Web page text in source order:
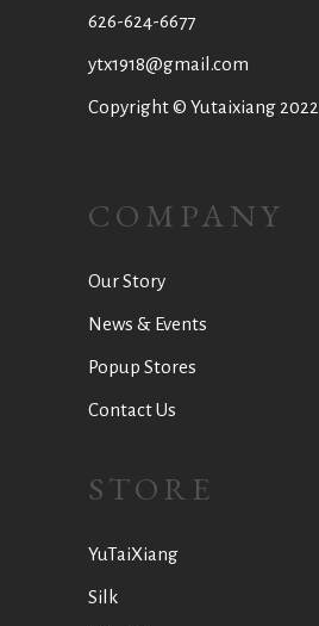
626-624-6677
ytx1918@gmail.com
Copyright © Yutaixiang 2022
COMPANY
Our Story
News & Events
Popup Stores
Contact Us
STORE
YuTaiXiang
Silk